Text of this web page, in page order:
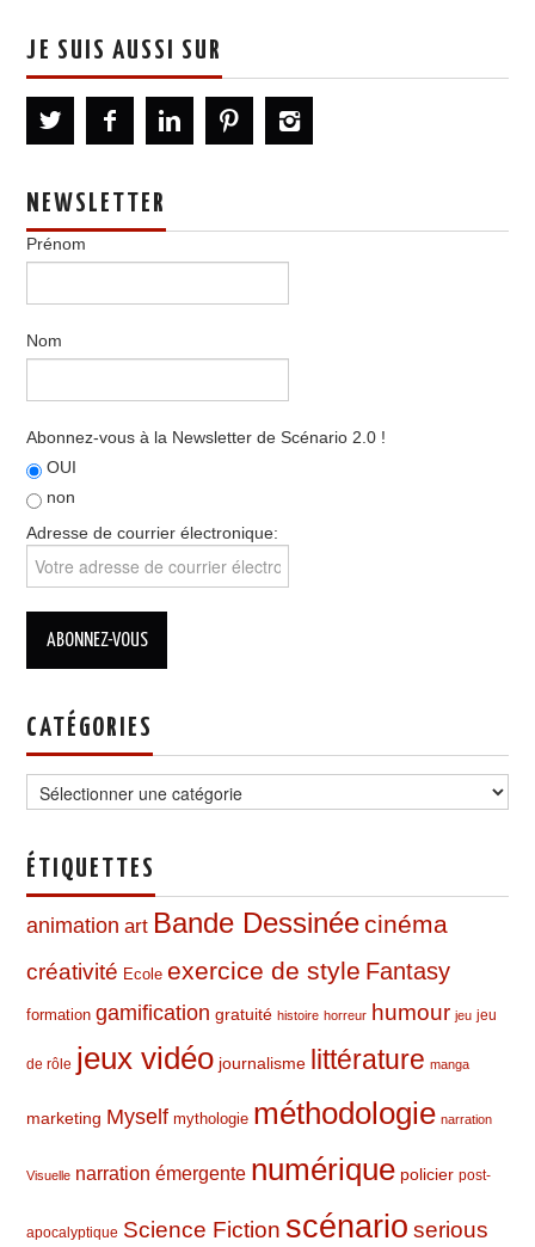
JE SUIS AUSSI SUR
NEWSLETTER
Prénom
Nom
Abonnez-vous à la Newsletter de Scénario 2.0 !
OUI
non
Adresse de courrier électronique:
CATÉGORIES
ÉTIQUETTES
animation art Bande Dessinéecinéma
créativité Ecole exercice de style Fantasy
formation gamification gratuité histoire horreur humour jeu jeu
de rôle jeux vidéo journalisme littérature manga
marketing Myself mythologie méthodologie narration
Visuelle narration émergente numérique policier post-
apocalyptique Science Fiction scénario serious